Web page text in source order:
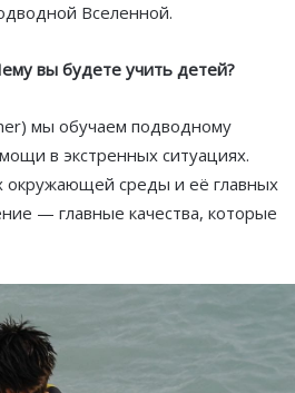
Вселенной.
вы будете учить детей?
мы обучаем подводному
в экстренных ситуациях.
окружающей среды и её главных
— главные качества, которые